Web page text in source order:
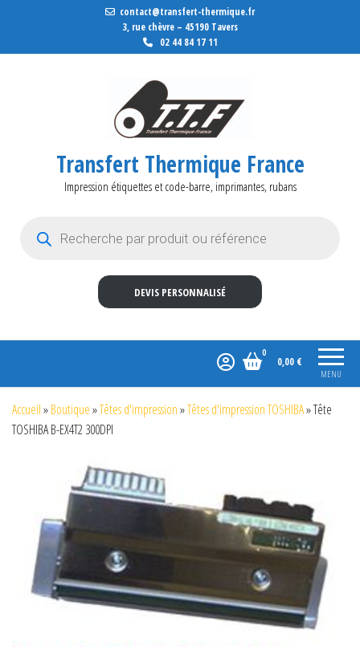
contact@transfert-thermique.fr
3, rue chèvre – 45190 Tavers
02 44 84 17 11
Transfert Thermique France
Impression étiquettes et code-barre, imprimantes, rubans
DEVIS PERSONNALISÉ
MENU
0
0,00 €
Accueil»Boutique»Têtes d'impression»Têtes d'impression TOSHIBA»Tête
TOSHIBA B-EX4T2 300DPI